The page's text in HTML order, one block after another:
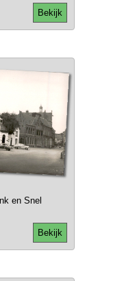
Bekijk
en Snel
Bekijk